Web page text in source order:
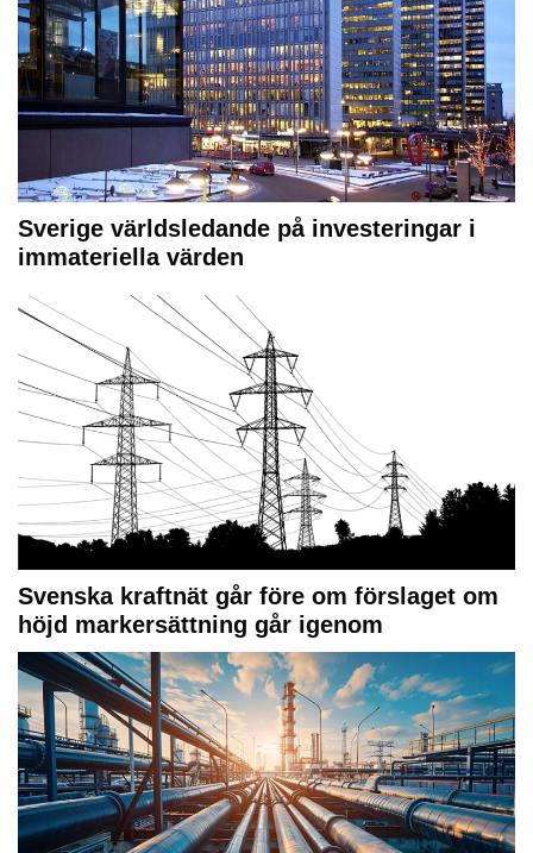
Sverige världsledande på investeringar i
immateriella värden
Svenska kraftnät går före om förslaget om
höjd markersättning går igenom